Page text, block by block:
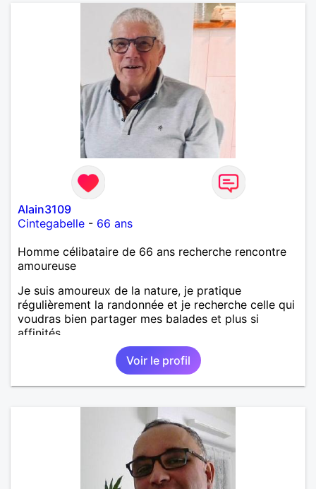
Alain3109
Cintegabelle - 66 ans
Homme célibataire de 66 ans recherche rencontre
amoureuse
Je suis amoureux de la nature, je pratique
régulièrement la randonnée et je recherche celle qui
voudras bien partager mes balades et plus si
affinités.
Voir le profil